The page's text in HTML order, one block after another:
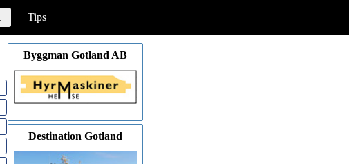
Tips
Byggman Gotland AB
Destination Gotland